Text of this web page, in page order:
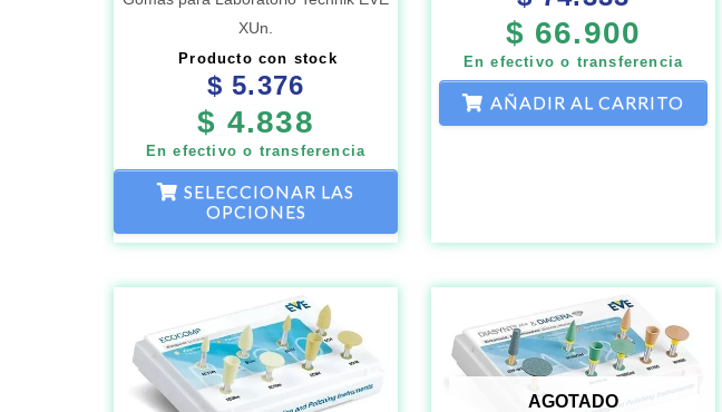
XUn.
Producto con stock
$ 5.376
$ 4.838
En efectivo o transferencia
SELECCIONAR LAS
OPCIONES
página
$ 66.900
En efectivo o transferencia
AÑADIR AL CARRITO
AGOTADO